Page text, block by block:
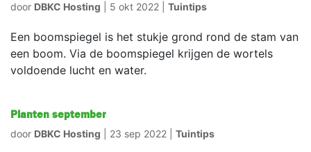
door DBKC Hosting 5 okt 2022 Tuintips
Een boomspiegel is het stukje grond rond de stam van
een boom. Via de boomspiegel krijgen de wortels
voldoende lucht en water.
Planten september
door DBKC Hosting 23 sep 2022 Tuintips